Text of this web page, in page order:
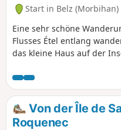
Start in Belz (Morbihan)
Eine sehr schöne
Flusses Étel entlang
das kleine Haus auf der
Von der Île de
Roquenec